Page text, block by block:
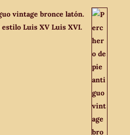
vintage bronce latón.
Luis XV Luis XVI.